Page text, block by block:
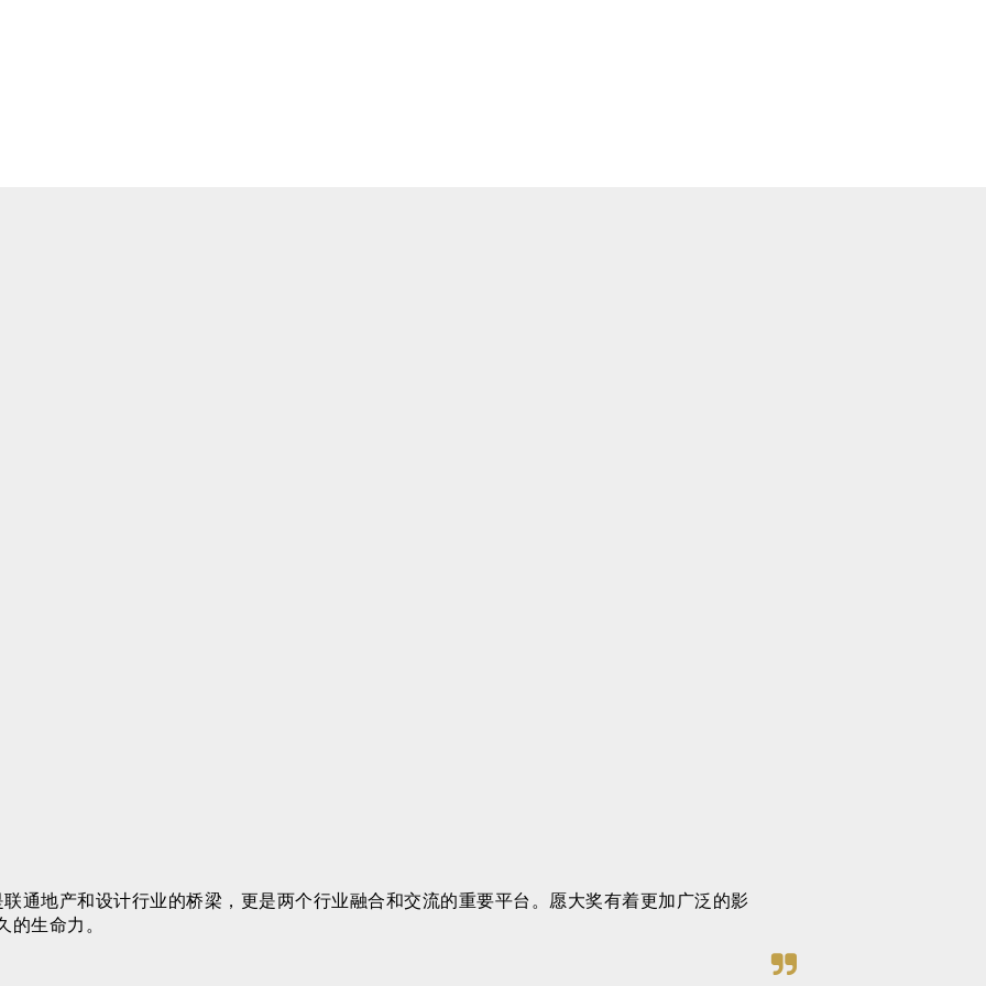
联通地产和设计行业的桥梁，更是两个行业融合和交流的重要平台。愿大奖有着更加广泛的影
生命力。